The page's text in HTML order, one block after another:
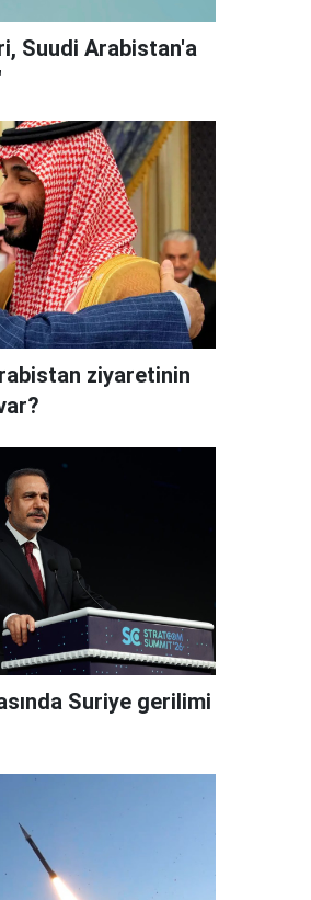
Suudi Arabistan'a
ziyaretinin
Suriye gerilimi